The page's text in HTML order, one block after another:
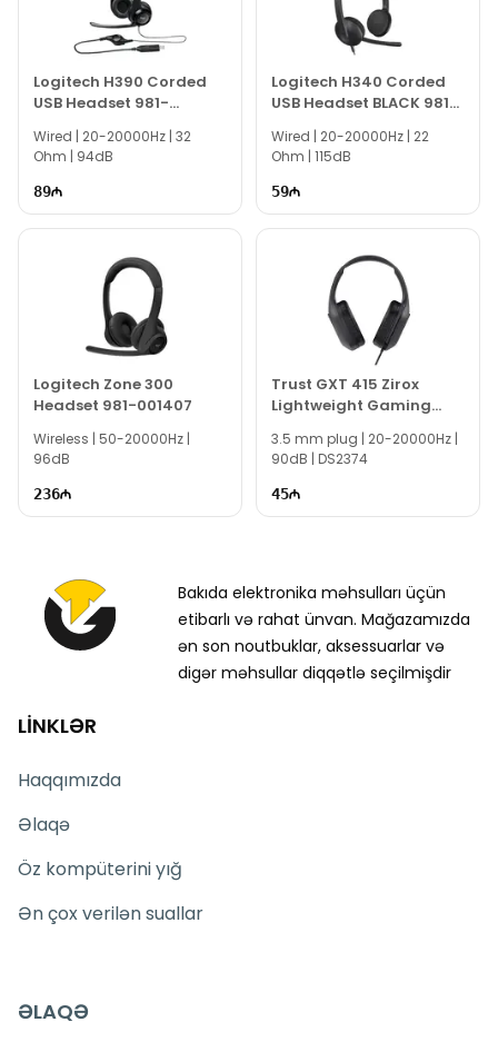
Logitech H390 Corded
USB Headset 981-
000406
Wired | 20-20000Hz | 32
Ohm | 94dB
89
Logitech H340 Corded
USB Headset BLACK 981-
000475
Wired | 20-20000Hz | 22
Ohm | 115dB
59
Logitech Zone 300
Headset 981-001407
Wireless | 50-20000Hz |
96dB
236
Trust GXT 415 Zirox
Lightweight Gaming
Headset Black
3.5 mm plug | 20-20000Hz |
90dB | DS2374
45
Bakıda elektronika məhsulları üçün
etibarlı və rahat ünvan. Mağazamızda
ən son noutbuklar, aksessuarlar və
digər məhsullar diqqətlə seçilmişdir
LİNKLƏR
Haqqımızda
Əlaqə
Öz kompüterini yığ
Ən çox verilən suallar
ƏLAQƏ